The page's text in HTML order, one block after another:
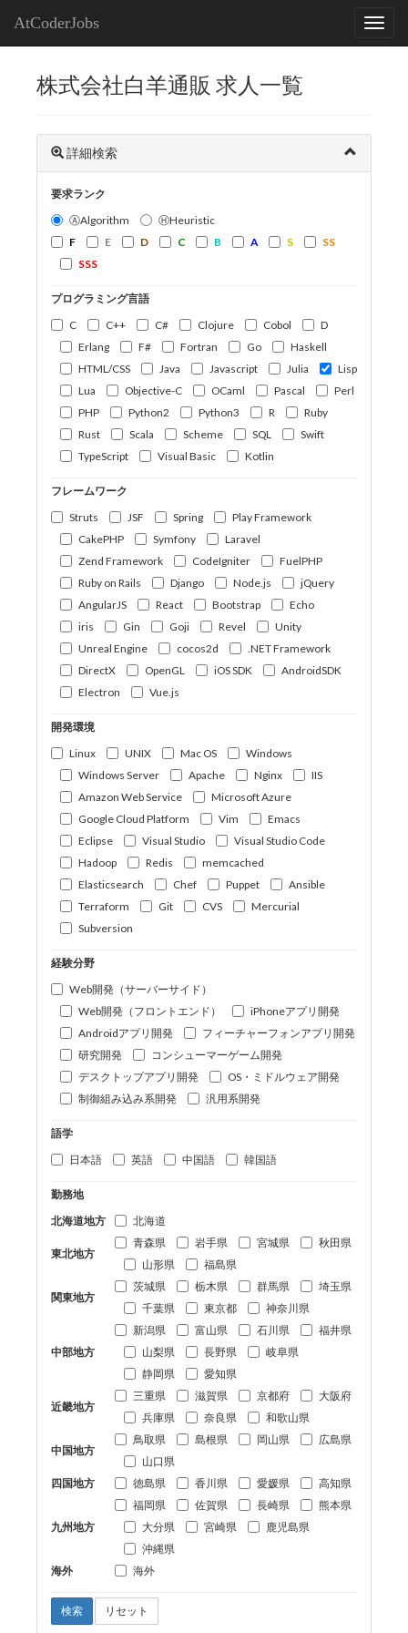
AtCoderJobs
株式会社白羊通販 求人一覧
詳細検索
要求ランク
ⒶAlgorithm
ⒽHeuristic
F
E D C B A S
SS
SSS
プログラミング言語
C
C++ C# Clojure Cobol
D
Erlang
F# Fortran Go
Haskell
HTML/CSS
Java Javascript Julia
Lisp
Lua
Objective-C OCaml Pascal
Perl
PHP
Python2 Python3 R
Ruby
Rust
Scala Scheme SQL
Swift
TypeScript
Visual Basic Kotlin
フレームワーク
Struts
JSF Spring
Play Framework
CakePHP
Symfony
Laravel
Zend Framework
CodeIgniter
FuelPHP
Ruby on Rails
Django Node.js
jQuery
AngularJS
React Bootstrap
Echo
iris
Gin Goji Revel
Unity
Unreal Engine
cocos2d
.NET Framework
DirectX
OpenGL iOS SDK
AndroidSDK
Electron
Vue.js
開発環境
Linux
UNIX Mac OS
Windows
Windows Server
Apache Nginx
IIS
Amazon Web Service
Microsoft Azure
Google Cloud Platform
Vim
Emacs
Eclipse
Visual Studio
Visual Studio Code
Hadoop
Redis
memcached
Elasticsearch
Chef Puppet
Ansible
Terraform
Git CVS
Mercurial
Subversion
経験分野
Web開発（サーバーサイド）
Web開発（フロントエンド）
iPhoneアプリ開発
Androidアプリ開発
フィーチャーフォンアプリ開発
研究開発
コンシューマーゲーム開発
デスクトップアプリ開発
OS・ミドルウェア開発
制御組み込み系開発
汎用系開発
語学
日本語
英語 中国語 韓国語
勤務地
北海道地方
北海道
東北地方
青森県 岩手県 宮城県
秋田県
山形県
福島県
関東地方
茨城県 栃木県 群馬県
埼玉県
千葉県
東京都 神奈川県
中部地方
新潟県 富山県 石川県
福井県
山梨県
長野県
岐阜県
静岡県
愛知県
近畿地方
三重県 滋賀県 京都府
大阪府
兵庫県
奈良県 和歌山県
中国地方
鳥取県 島根県 岡山県
広島県
山口県
四国地方
徳島県 香川県 愛媛県 高知県
九州地方
福岡県 佐賀県 長崎県
熊本県
大分県
宮崎県
鹿児島県
沖縄県
海外
海外
検索 リセット